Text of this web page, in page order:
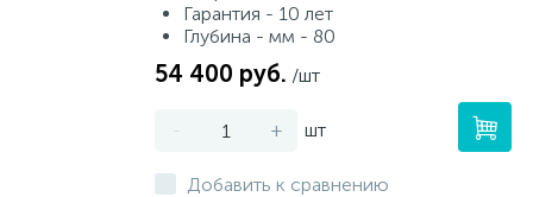
Гарантия - 10 лет
Глубина - мм - 80
54 400 руб. /шт
- + шт
Добавить к сравнению